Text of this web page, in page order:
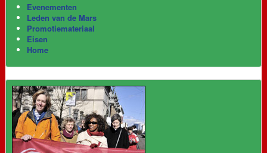
Evenementen
Leden van de Mars
Promotiemateriaal
Eisen
Home